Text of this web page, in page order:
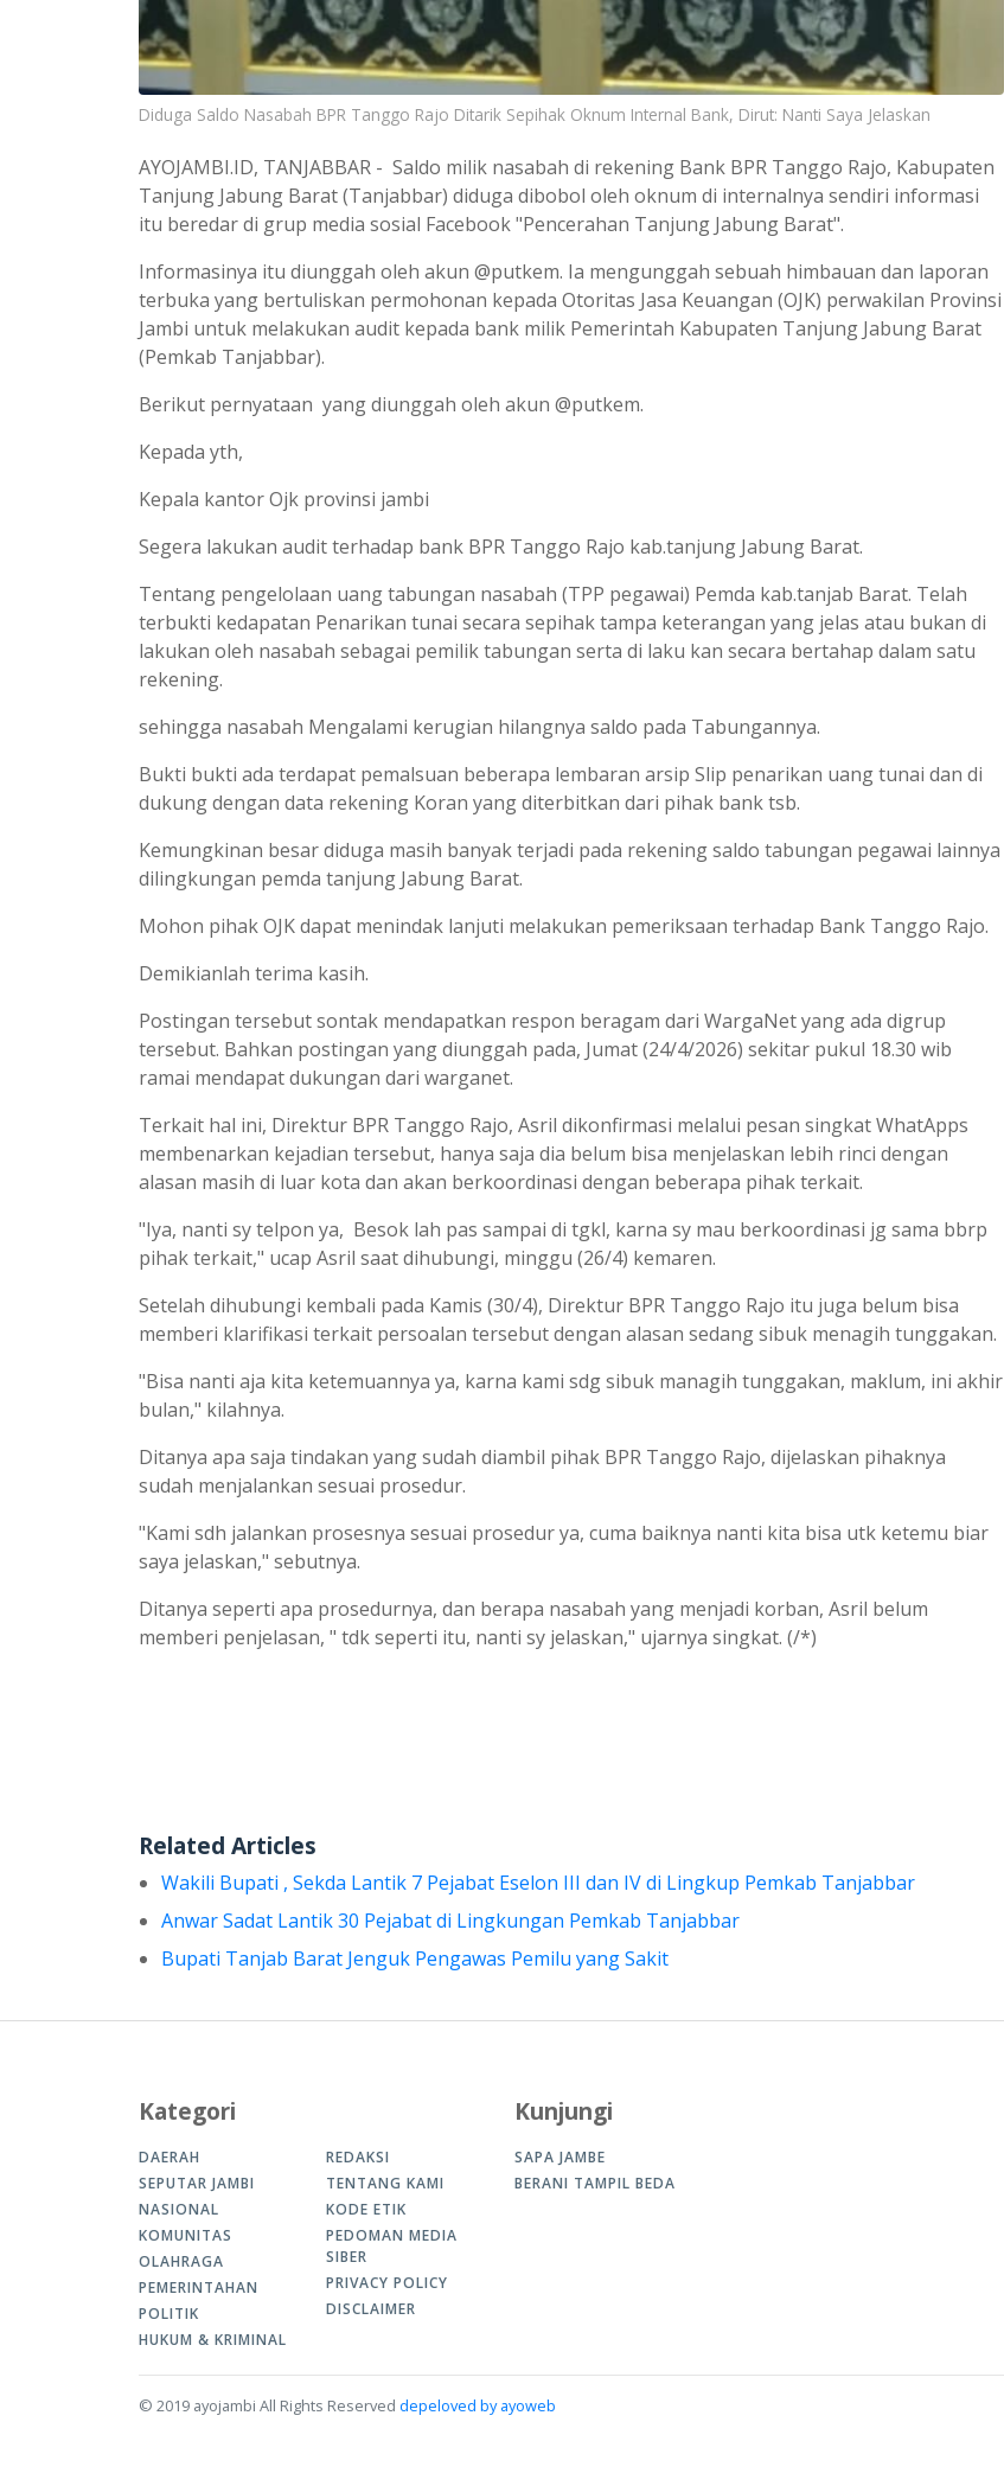
Diduga Saldo Nasabah BPR Tanggo Rajo Ditarik Sepihak Oknum Internal Bank, Dirut: Nanti Saya Jelaskan
AYOJAMBI.ID, TANJABBAR - Saldo milik nasabah di rekening Bank BPR Tanggo Rajo, Kabupaten
Tanjung Jabung Barat (Tanjabbar) diduga dibobol oleh oknum di internalnya sendiri informasi
itu beredar di grup media sosial Facebook "Pencerahan Tanjung Jabung Barat".
Informasinya itu diunggah oleh akun @putkem. Ia mengunggah sebuah himbauan dan laporan
terbuka yang bertuliskan permohonan kepada Otoritas Jasa Keuangan (OJK) perwakilan Provinsi
Jambi untuk melakukan audit kepada bank milik Pemerintah Kabupaten Tanjung Jabung Barat
(Pemkab Tanjabbar).
Berikut pernyataan yang diunggah oleh akun @putkem.
Kepada yth,
Kepala kantor Ojk provinsi jambi
Segera lakukan audit terhadap bank BPR Tanggo Rajo kab.tanjung Jabung Barat.
Tentang pengelolaan uang tabungan nasabah (TPP pegawai) Pemda kab.tanjab Barat. Telah
terbukti kedapatan Penarikan tunai secara sepihak tampa keterangan yang jelas atau bukan di
lakukan oleh nasabah sebagai pemilik tabungan serta di laku kan secara bertahap dalam satu
rekening.
sehingga nasabah Mengalami kerugian hilangnya saldo pada Tabungannya.
Bukti bukti ada terdapat pemalsuan beberapa lembaran arsip Slip penarikan uang tunai dan di
dukung dengan data rekening Koran yang diterbitkan dari pihak bank tsb.
Kemungkinan besar diduga masih banyak terjadi pada rekening saldo tabungan pegawai lainnya
dilingkungan pemda tanjung Jabung Barat.
Mohon pihak OJK dapat menindak lanjuti melakukan pemeriksaan terhadap Bank Tanggo Rajo.
Demikianlah terima kasih.
Postingan tersebut sontak mendapatkan respon beragam dari WargaNet yang ada digrup
tersebut. Bahkan postingan yang diunggah pada, Jumat (24/4/2026) sekitar pukul 18.30 wib
ramai mendapat dukungan dari warganet.
Terkait hal ini, Direktur BPR Tanggo Rajo, Asril dikonfirmasi melalui pesan singkat WhatApps
membenarkan kejadian tersebut, hanya saja dia belum bisa menjelaskan lebih rinci dengan
alasan masih di luar kota dan akan berkoordinasi dengan beberapa pihak terkait.
"Iya, nanti sy telpon ya, Besok lah pas sampai di tgkl, karna sy mau berkoordinasi jg sama bbrp
pihak terkait," ucap Asril saat dihubungi, minggu (26/4) kemaren.
Setelah dihubungi kembali pada Kamis (30/4), Direktur BPR Tanggo Rajo itu juga belum bisa
memberi klarifikasi terkait persoalan tersebut dengan alasan sedang sibuk menagih tunggakan.
"Bisa nanti aja kita ketemuannya ya, karna kami sdg sibuk managih tunggakan, maklum, ini akhir
bulan," kilahnya.
Ditanya apa saja tindakan yang sudah diambil pihak BPR Tanggo Rajo, dijelaskan pihaknya
sudah menjalankan sesuai prosedur.
"Kami sdh jalankan prosesnya sesuai prosedur ya, cuma baiknya nanti kita bisa utk ketemu biar
saya jelaskan," sebutnya.
Ditanya seperti apa prosedurnya, dan berapa nasabah yang menjadi korban, Asril belum
memberi penjelasan, " tdk seperti itu, nanti sy jelaskan," ujarnya singkat. (/*)
Related Articles
Wakili Bupati , Sekda Lantik 7 Pejabat Eselon III dan IV di Lingkup Pemkab Tanjabbar
Anwar Sadat Lantik 30 Pejabat di Lingkungan Pemkab Tanjabbar
Bupati Tanjab Barat Jenguk Pengawas Pemilu yang Sakit
Kategori
DAERAH
SEPUTAR JAMBI
NASIONAL
KOMUNITAS
OLAHRAGA
PEMERINTAHAN
POLITIK
HUKUM & KRIMINAL
REDAKSI
TENTANG KAMI
KODE ETIK
PEDOMAN MEDIA
SIBER
PRIVACY POLICY
DISCLAIMER
Kunjungi
SAPA JAMBE
BERANI TAMPIL BEDA
© 2019 ayojambi All Rights Reserved depeloved by ayoweb